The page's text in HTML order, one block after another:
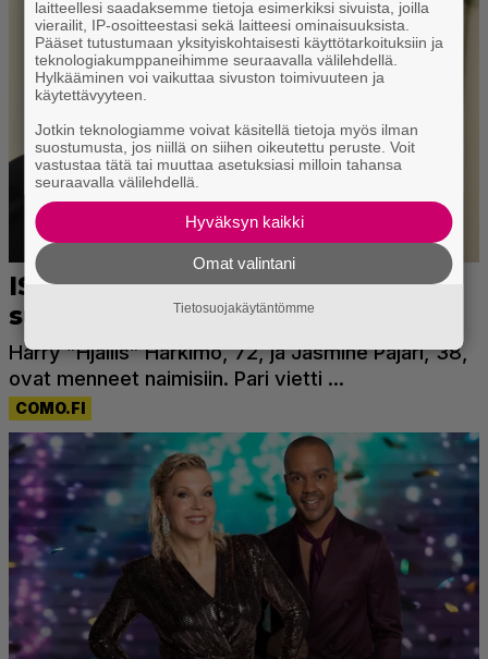
laitteellesi saadaksemme tietoja esimerkiksi sivuista, joilla
vierailit, IP-osoitteestasi sekä laitteesi ominaisuuksista.
Pääset tutustumaan yksityiskohtaisesti käyttötarkoituksiin ja
teknologiakumppaneihimme seuraavalla välilehdellä.
Hylkääminen voi vaikuttaa sivuston toimivuuteen ja
käytettävyyteen.
Jotkin teknologiamme voivat käsitellä tietoja myös ilman
suostumusta, jos niillä on siihen oikeutettu peruste. Voit
vastustaa tätä tai muuttaa asetuksiasi milloin tahansa
seuraavalla välilehdellä.
Hyväksyn kaikki
Omat valintani
Tietosuojakäytäntömme